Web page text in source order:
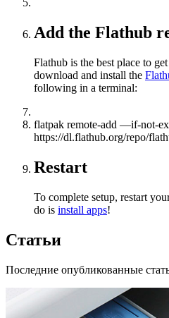
Add the Flathub
Flathub is the best place to
download and install the
following in a terminal:
flatpak remote-add —if-not-
https://dl.flathub.org/repo/
Restart
To complete setup, restart
do is install apps!
Статьи
Последние опубликованные